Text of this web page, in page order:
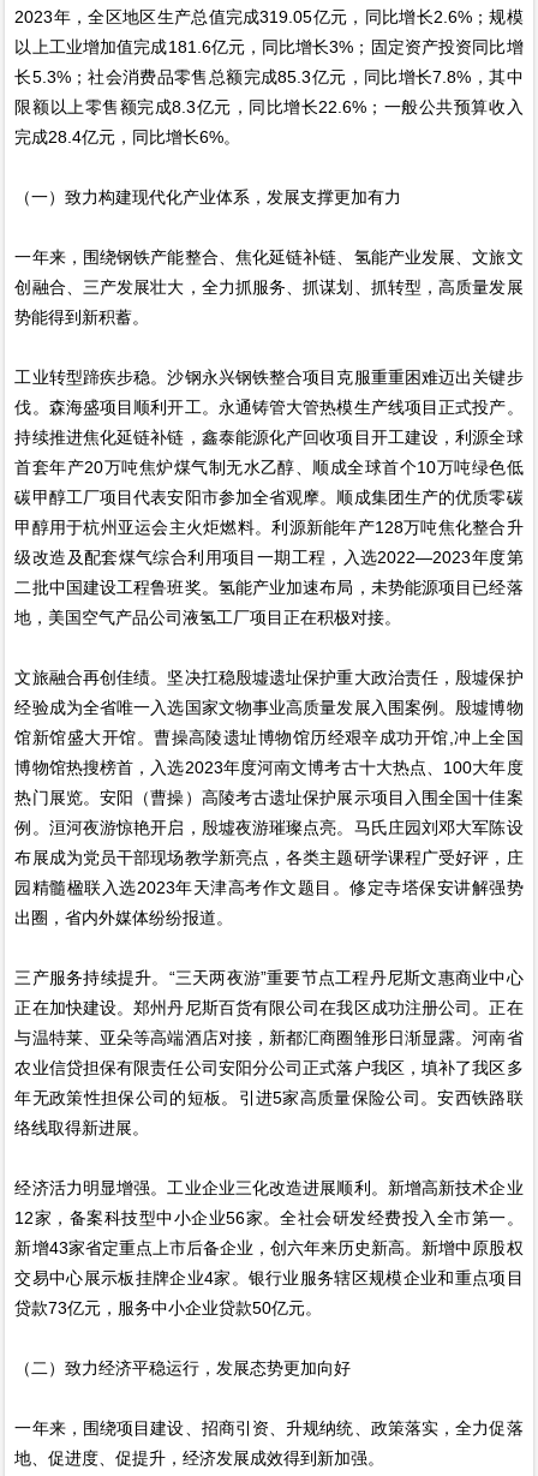
2023年，全区地区生产总值完成319.05亿元，同比增长2.6%；规模
以上工业增加值完成181.6亿元，同比增长3%；固定资产投资同比增
长5.3%；社会消费品零售总额完成85.3亿元，同比增长7.8%，其中
限额以上零售额完成8.3亿元，同比增长22.6%；一般公共预算收入
完成28.4亿元，同比增长6%。
（一）致力构建现代化产业体系，发展支撑更加有力
一年来，围绕钢铁产能整合、焦化延链补链、氢能产业发展、文旅文
创融合、三产发展壮大，全力抓服务、抓谋划、抓转型，高质量发展
势能得到新积蓄。
工业转型蹄疾步稳。沙钢永兴钢铁整合项目克服重重困难迈出关键步
伐。森海盛项目顺利开工。永通铸管大管热模生产线项目正式投产。
持续推进焦化延链补链，鑫泰能源化产回收项目开工建设，利源全球
首套年产20万吨焦炉煤气制无水乙醇、顺成全球首个10万吨绿色低
碳甲醇工厂项目代表安阳市参加全省观摩。顺成集团生产的优质零碳
甲醇用于杭州亚运会主火炬燃料。利源新能年产128万吨焦化整合升
级改造及配套煤气综合利用项目一期工程，入选2022—2023年度第
二批中国建设工程鲁班奖。氢能产业加速布局，未势能源项目已经落
地，美国空气产品公司液氢工厂项目正在积极对接。
文旅融合再创佳绩。坚决扛稳殷墟遗址保护重大政治责任，殷墟保护
经验成为全省唯一入选国家文物事业高质量发展入围案例。殷墟博物
馆新馆盛大开馆。曹操高陵遗址博物馆历经艰辛成功开馆,冲上全国
博物馆热搜榜首，入选2023年度河南文博考古十大热点、100大年度
热门展览。安阳（曹操）高陵考古遗址保护展示项目入围全国十佳案
例。洹河夜游惊艳开启，殷墟夜游璀璨点亮。马氏庄园刘邓大军陈设
布展成为党员干部现场教学新亮点，各类主题研学课程广受好评，庄
园精髓楹联入选2023年天津高考作文题目。修定寺塔保安讲解强势
出圈，省内外媒体纷纷报道。
三产服务持续提升。“三天两夜游”重要节点工程丹尼斯文惠商业中心
正在加快建设。郑州丹尼斯百货有限公司在我区成功注册公司。正在
与温特莱、亚朵等高端酒店对接，新都汇商圈雏形日渐显露。河南省
农业信贷担保有限责任公司安阳分公司正式落户我区，填补了我区多
年无政策性担保公司的短板。引进5家高质量保险公司。安西铁路联
络线取得新进展。
经济活力明显增强。工业企业三化改造进展顺利。新增高新技术企业
12家，备案科技型中小企业56家。全社会研发经费投入全市第一。
新增43家省定重点上市后备企业，创六年来历史新高。新增中原股权
交易中心展示板挂牌企业4家。银行业服务辖区规模企业和重点项目
贷款73亿元，服务中小企业贷款50亿元。
（二）致力经济平稳运行，发展态势更加向好
一年来，围绕项目建设、招商引资、升规纳统、政策落实，全力促落
地、促进度、促提升，经济发展成效得到新加强。